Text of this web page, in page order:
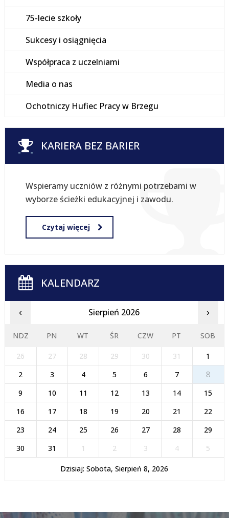
75-lecie szkoły
Sukcesy i osiągnięcia
Współpraca z uczelniami
Media o nas
Ochotniczy Hufiec Pracy w Brzegu
KARIERA BEZ BARIER
Wspieramy uczniów z różnymi potrzebami w
wyborze ścieżki edukacyjnej i zawodu.
Czytaj więcej
KALENDARZ
‹ Sierpień 2026 ›
NDZ PN WT ŚR CZW PT SOB
26 27 28 29 30 31
1
2
3 4 5 6 7
8
9
10 11 12 13 14
15
16
17 18 19 20 21
22
23
24 25 26 27 28
29
30
31 1 2 3 4 5
Dzisiaj: Sobota, Sierpień 8, 2026